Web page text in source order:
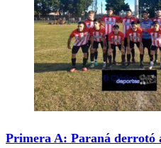
Primera A: Paraná derrotó